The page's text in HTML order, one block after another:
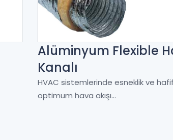
Alüminyum Flexible
Kanalı
HVAC sistemlerinde esneklik ve
optimum hava akışı...